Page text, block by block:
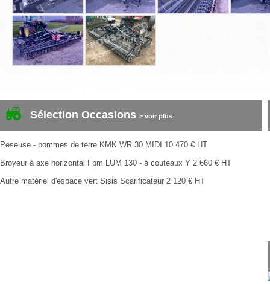
Sélection Occasions > voir plus
Peseuse - pommes de terre KMK WR 30 MIDI 10 470 € HT
Broyeur à axe horizontal Fpm LUM 130 - à couteaux Y 2 660 € HT
Autre matériel d'espace vert Sisis Scarificateur 2 120 € HT